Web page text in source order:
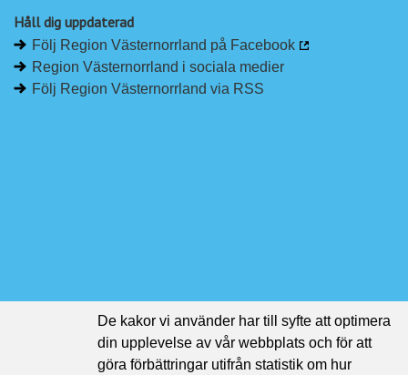
Håll dig uppdaterad
Följ Region Västernorrland på Facebook
Region Västernorrland i sociala medier
Följ Region Västernorrland via RSS
De kakor vi använder har till syfte att optimera
din upplevelse av vår webbplats och för att
göra förbättringar utifrån statistik om hur